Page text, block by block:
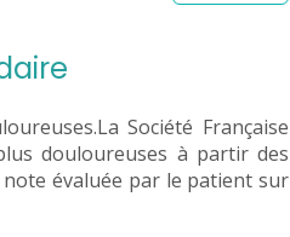
Société Française
douloureuses à partir des
évaluée par le patient sur